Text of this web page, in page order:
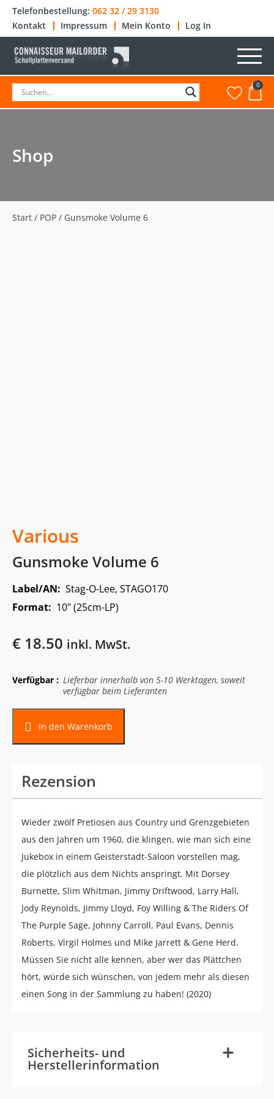
Telefonbestellung: 062 32 / 29 3130
Kontakt
Impressum Mein Konto Log In
0
Shop
Start / POP / Gunsmoke Volume 6
Various
Gunsmoke Volume 6
Label/AN: Stag-O-Lee, STAGO170
Format: 10" (25cm-LP)
€ 18.50 inkl. MwSt.
Verfügbar : Lieferbar innerhalb von 5-10 Werktagen, soweit
verfügbar beim Lieferanten
In den Warenkorb
Rezension
Wieder zwölf Pretiosen aus Country und Grenzgebieten
aus den Jahren um 1960, die klingen, wie man sich eine
Jukebox in einem Geisterstadt-Saloon vorstellen mag,
die plötzlich aus dem Nichts anspringt. Mit Dorsey
Burnette, Slim Whitman, Jimmy Driftwood, Larry Hall,
Jody Reynolds, Jimmy Lloyd, Foy Willing & The Riders Of
The Purple Sage, Johnny Carroll, Paul Evans, Dennis
Roberts, Virgil Holmes und Mike Jarrett & Gene Herd.
Müssen Sie nicht alle kennen, aber wer das Plättchen
hört, würde sich wünschen, von jedem mehr als diesen
einen Song in der Sammlung zu haben! (2020)
Sicherheits- und
Herstellerinformation +
-